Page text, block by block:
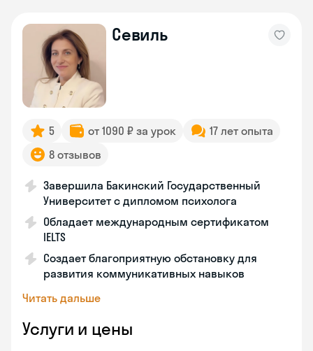
Севиль
5 от 1090 ₽ за урок
17 лет опыта
8 отзывов
Завершила Бакинский Государственный
Университет с дипломом психолога
Обладает международным сертификатом
IELTS
Создает благоприятную обстановку для
развития коммуникативных навыков
Читать дальше
Услуги и цены